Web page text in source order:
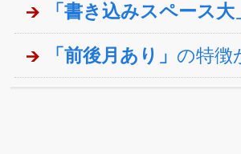
「書き込みスペース大
「前後月あり」 の特徴